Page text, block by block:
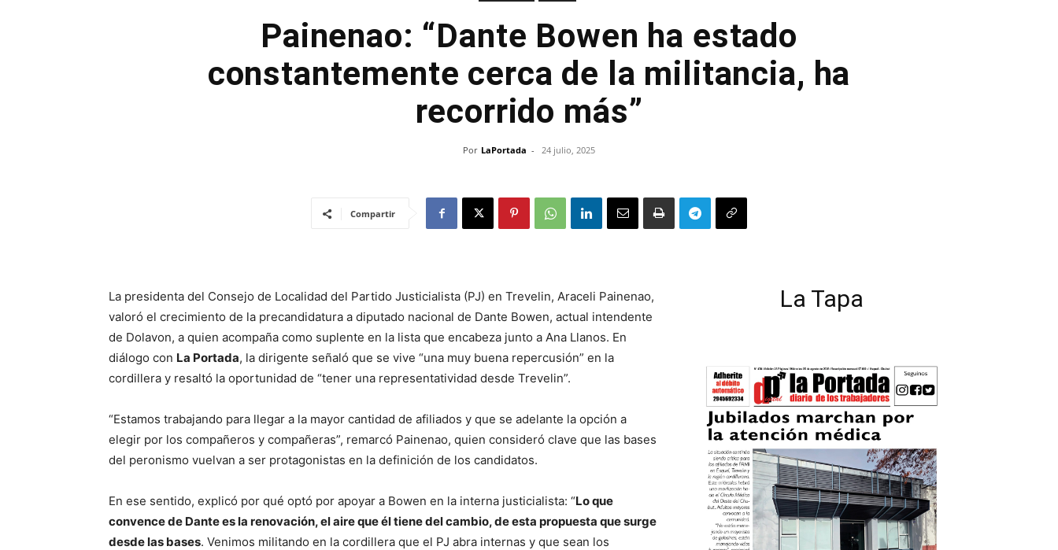
Painenao: “Dante Bowen ha estado
constantemente cerca de la militancia, ha
recorrido más”
Por LaPortada - 24 julio, 2025
Compartir
La presidenta del Consejo de Localidad del Partido Justicialista (PJ) en Trevelin, Araceli Painenao,
valoró el crecimiento de la precandidatura a diputado nacional de Dante Bowen, actual intendente
de Dolavon, a quien acompaña como suplente en la lista que encabeza junto a Ana Llanos. En
diálogo con La Portada, la dirigente señaló que se vive “una muy buena repercusión” en la
cordillera y resaltó la oportunidad de “tener una representatividad desde Trevelin”.
“Estamos trabajando para llegar a la mayor cantidad de afiliados y que se adelante la opción a
elegir por los compañeros y compañeras”, remarcó Painenao, quien consideró clave que las bases
del peronismo vuelvan a ser protagonistas en la definición de los candidatos.
En ese sentido, explicó por qué optó por apoyar a Bowen en la interna justicialista: “Lo que
convence de Dante es la renovación, el aire que él tiene del cambio, de esta propuesta que surge
desde las bases. Venimos militando en la cordillera que el PJ abra internas y que sean los
La Tapa